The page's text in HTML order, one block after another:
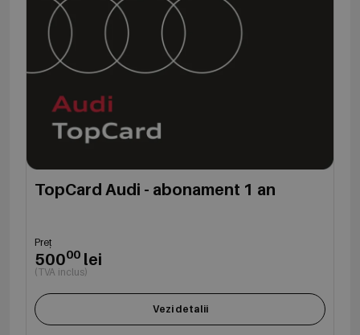
TopCard Audi - abonament 1 an
Preț
50000 lei
(TVA inclus)
Vezi detalii